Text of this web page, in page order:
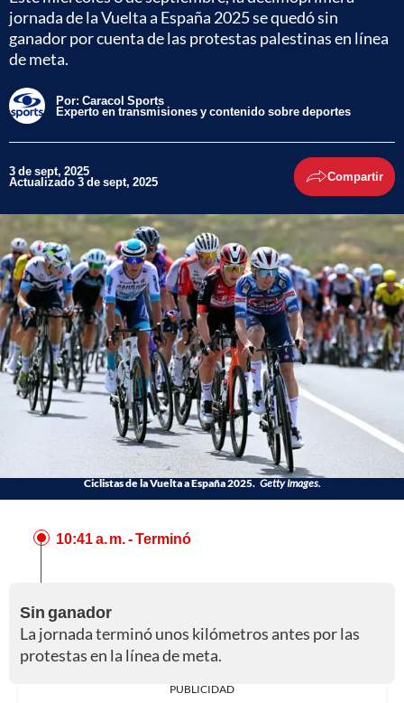
jornada de la Vuelta a España 2025 se quedó sin
ganador por cuenta de las protestas palestinas en línea
de meta.
Por: Caracol Sports
Experto en transmisiones y contenido sobre deportes
3 de sept, 2025
Actualizado 3 de sept, 2025 Compartir
Ciclistas de la Vuelta a España 2025. Getty Images.
10:41 a. m.- Terminó
Sin ganador
La jornada terminó unos kilómetros antes por las
protestas en la línea de meta.
PUBLICIDAD